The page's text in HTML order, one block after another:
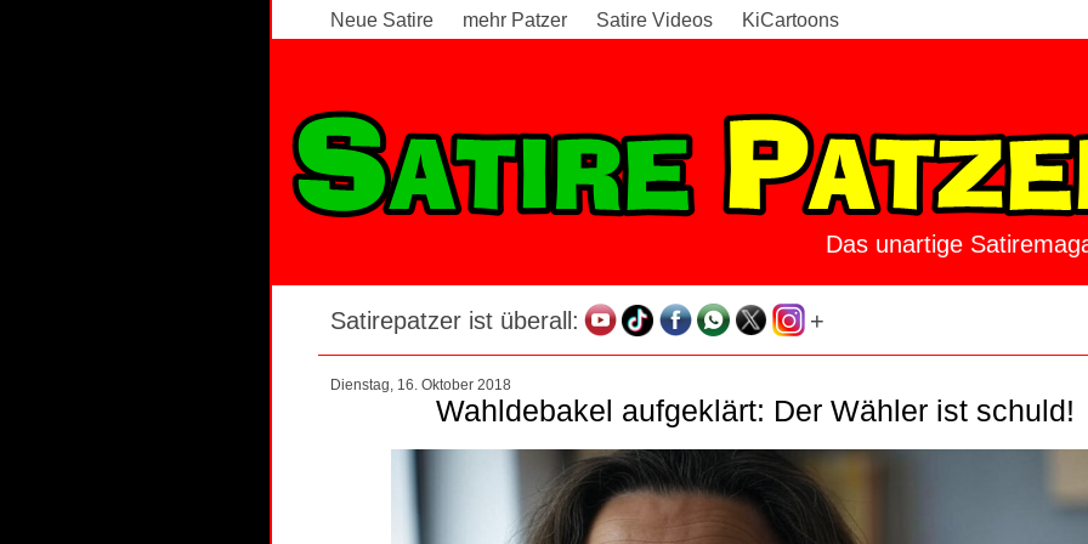
Neue Satire mehr Patzer Satire Videos KiCartoons
Das unartige
Satirepatzer ist überall: +
Dienstag, 16. Oktober 2018
Wahldebakel aufgeklärt: Der Wähler ist schuld!